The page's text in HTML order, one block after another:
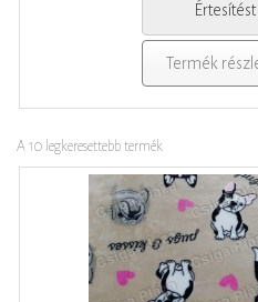
Termék
A 10 legkeresettebb termék